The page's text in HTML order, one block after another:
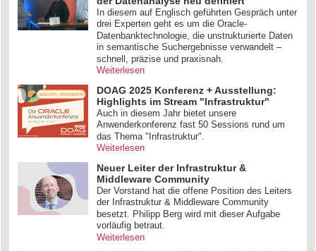
In diesem auf Englisch geführten Gespräch unter
drei Experten geht es um die Oracle-
Datenbanktechnologie, die unstrukturierte Daten
in semantische Suchergebnisse verwandelt –
schnell, präzise und praxisnah.
Weiterlesen
DOAG 2025 Konferenz + Ausstellung:
Highlights im Stream "Infrastruktur"
Auch in diesem Jahr bietet unsere
Anwenderkonferenz fast 50 Sessions rund um
das Thema "Infrastruktur".
Weiterlesen
Neuer Leiter der Infrastruktur &
Middleware Community
Der Vorstand hat die offene Position des Leiters
der Infrastruktur & Middleware Community
besetzt. Philipp Berg wird mit dieser Aufgabe
vorläufig betraut.
Weiterlesen